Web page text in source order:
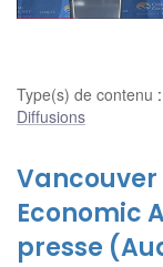
Type(s) de contenu :
Diffusions
Economic
presse